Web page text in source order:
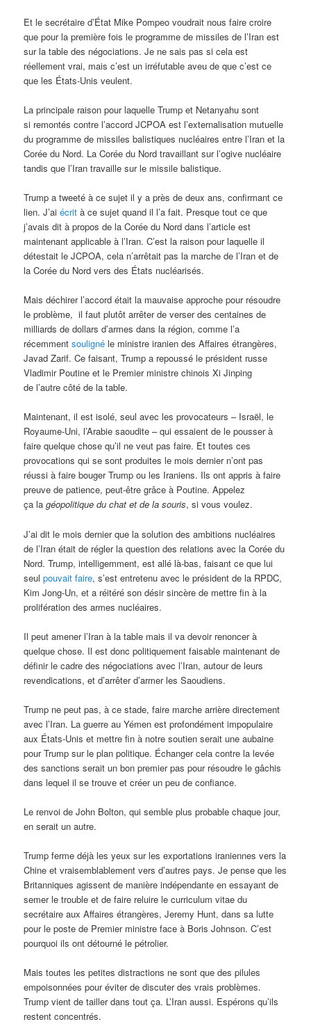
Et le secrétaire d’État Mike Pompeo voudrait nous faire croire
que pour la première fois le programme de missiles de l’Iran est
sur la table des négociations. Je ne sais pas si cela est
réellement vrai, mais c’est un irréfutable aveu de que c’est ce
que les États-Unis veulent.
La principale raison pour laquelle Trump et Netanyahu sont
si remontés contre l’accord JCPOA est l’externalisation mutuelle
du programme de missiles balistiques nucléaires entre l’Iran et la
Corée du Nord. La Corée du Nord travaillant sur l’ogive nucléaire
tandis que l’Iran travaille sur le missile balistique.
Trump a tweeté à ce sujet il y a près de deux ans, confirmant ce
lien. J’aiécrit à ce sujet quand il l’a fait. Presque tout ce que
j’avais dit à propos de la Corée du Nord dans l’article est
maintenant applicable à l’Iran. C’est la raison pour laquelle il
détestait le JCPOA, cela n’arrêtait pas la marche de l’Iran et de
la Corée du Nord vers des États nucléarisés.
Mais déchirer l’accord était la mauvaise approche pour résoudre
le problème, il faut plutôt arrêter de verser des centaines de
milliards de dollars d’armes dans la région, comme l’a
récemmentsouligné le ministre iranien des Affaires étrangères,
Javad Zarif. Ce faisant, Trump a repoussé le président russe
Vladimir Poutine et le Premier ministre chinois Xi Jinping
de l’autre côté de la table.
Maintenant, il est isolé, seul avec les provocateurs – Israël, le
Royaume-Uni, l’Arabie saoudite – qui essaient de le pousser à
faire quelque chose qu’il ne veut pas faire. Et toutes ces
provocations qui se sont produites le mois dernier n’ont pas
réussi à faire bouger Trump ou les Iraniens. Ils ont appris à faire
preuve de patience, peut-être grâce à Poutine. Appelez
ça lagéopolitique du chat et de la souris, si vous voulez.
J’ai dit le mois dernier que la solution des ambitions nucléaires
de l’Iran était de régler la question des relations avec la Corée du
Nord. Trump, intelligemment, est allé là-bas, faisant ce que lui
seulpouvait faire, s’est entretenu avec le président de la RPDC,
Kim Jong-Un, et a réitéré son désir sincère de mettre fin à la
prolifération des armes nucléaires.
Il peut amener l’Iran à la table mais il va devoir renoncer à
quelque chose. Il est donc politiquement faisable maintenant de
définir le cadre des négociations avec l’Iran, autour de leurs
revendications, et d’arrêter d’armer les Saoudiens.
Trump ne peut pas, à ce stade, faire marche arrière directement
avec l’Iran. La guerre au Yémen est profondément impopulaire
aux États-Unis et mettre fin à notre soutien serait une aubaine
pour Trump sur le plan politique. Échanger cela contre la levée
des sanctions serait un bon premier pas pour résoudre le gâchis
dans lequel il se trouve et créer un peu de confiance.
Le renvoi de John Bolton, qui semble plus probable chaque jour,
en serait un autre.
Trump ferme déjà les yeux sur les exportations iraniennes vers la
Chine et vraisemblablement vers d’autres pays. Je pense que les
Britanniques agissent de manière indépendante en essayant de
semer le trouble et de faire reluire le curriculum vitae du
secrétaire aux Affaires étrangères, Jeremy Hunt, dans sa lutte
pour le poste de Premier ministre face à Boris Johnson. C’est
pourquoi ils ont détourné le pétrolier.
Mais toutes les petites distractions ne sont que des pilules
empoisonnées pour éviter de discuter des vrais problèmes.
Trump vient de tailler dans tout ça. L’Iran aussi. Espérons qu’ils
restent concentrés.